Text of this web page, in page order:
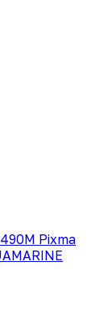
Pixma